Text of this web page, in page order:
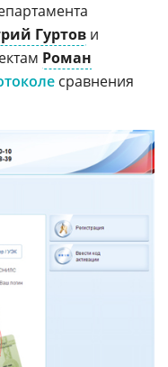
Гуртов и
Роман
сравнения